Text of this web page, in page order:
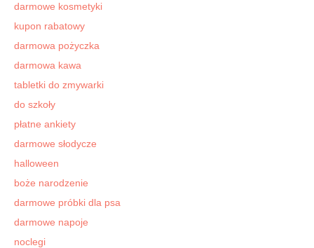
darmowe kosmetyki
kupon rabatowy
darmowa pożyczka
darmowa kawa
tabletki do zmywarki
do szkoły
płatne ankiety
darmowe słodycze
halloween
boże narodzenie
darmowe próbki dla psa
darmowe napoje
noclegi